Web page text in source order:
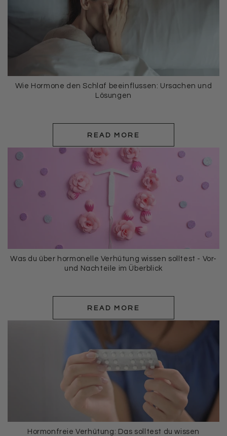
Wie Hormone den Schlaf beeinflussen: Ursachen und
Lösungen
READ MORE
Was du über hormonelle Verhütung wissen solltest - Vor-
und Nachteile im Überblick
READ MORE
Hormonfreie Verhütung: Das solltest du wissen